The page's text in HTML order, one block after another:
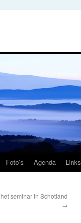
Foto’s Agenda Links
seminar in Schotland
→